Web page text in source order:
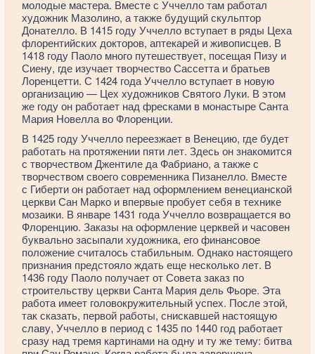
молодые мастера. Вместе с Уччелло там работал
художник Мазолино, а также будущий скульптор
Донателло. В 1415 году Уччелло вступает в ряды Цеха
флорентийских докторов, аптекарей и живописцев. В
1418 году Паоло много путешествует, посещая Пизу и
Сиену, где изучает творчество Сассетта и братьев
Лоренцетти. С 1424 года Уччелло вступает в новую
организацию — Цех художников Святого Луки. В этом
же году он работает над фресками в монастыре Санта
Мария Новелла во Флоренции.
В 1425 году Уччелло переезжает в Венецию, где будет
работать на протяжении пяти лет. Здесь он знакомится
с творчеством Джентиле да Фабриано, а также с
творчеством своего современника Пизанелло. Вместе
с Гиберти он работает над оформлением венецианской
церкви Сан Марко и впервые пробует себя в технике
мозаики. В январе 1431 года Уччелло возвращается во
Флоренцию. Заказы на оформление церквей и часовен
буквально засыпали художника, его финансовое
положение считалось стабильным. Однако настоящего
признания предстояло ждать еще несколько лет. В
1436 году Паоло получает от Совета заказ по
строительству церкви Санта Мария дель Фьоре. Эта
работа имеет головокружительный успех. После этой,
так сказать, первой работы, снискавшей настоящую
славу, Уччелло в период с 1435 по 1440 год работает
сразу над тремя картинами на одну и ту же тему: битва